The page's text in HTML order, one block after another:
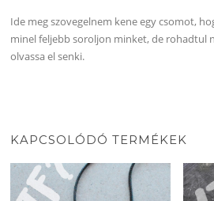
Ide meg szovegelnem kene egy csomot,
minel feljebb soroljon minket, de rohadtul
olvassa el senki.
KAPCSOLÓDÓ TERMÉKEK